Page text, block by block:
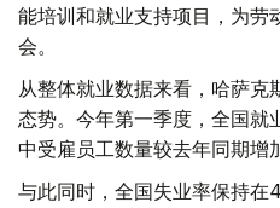
能培训和就业支持项目，为劳
会。
从整体就业数据来看，哈萨克
态势。今年第一季度，全国
中受雇员工数量较去年同期增
与此同时，全国失业率保持在